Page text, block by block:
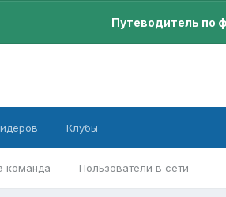
Путеводитель по
команда Пользователи в сети
Клубы